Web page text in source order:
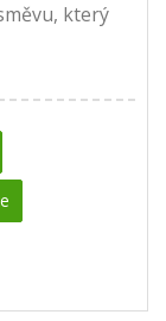
který